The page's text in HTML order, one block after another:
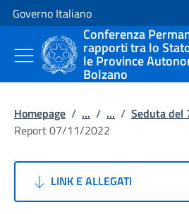
Vai al contenuto
Vai alla navigazione del sito
Governo Italiano
Conferenza
rapporti tra lo
le Province
Bolzano
Homepage / ... / ... / Seduta
Report 07/11/2022
LINK E ALLEGATI